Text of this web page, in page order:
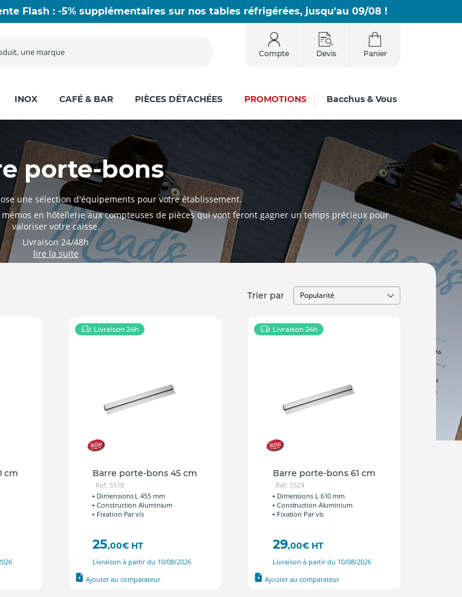
Flash : -5% supplémentaires sur nos tables réfrigérées, jusqu'au 09/08 !
Compte Devis Panier
INOX CAFÉ & BAR PIÈCES DÉTACHÉES PROMOTIONS Bacchus & Vous
porte-bons
une sélection d'équipements pour votre établissement.
en hôtellerie aux compteuses de pièces qui vont feront gagner un temps précieux pour
valoriser votre caisse.
Livraison 24/48h
Trier par
cm
Livraison 24h
Barre porte-bons 45 cm
Ref: 5518
Dimensions L 455 mm
Construction Aluminium
Fixation Par vis
25,00€ HT
Livraison à partir du 10/08/2026
Ajouter au comparateur
Livraison 24h
Barre porte-bons 61 cm
Ref: 5524
Dimensions L 610 mm
Construction Aluminium
Fixation Par vis
29,00€ HT
Livraison à partir du 10/08/2026
Ajouter au comparateur